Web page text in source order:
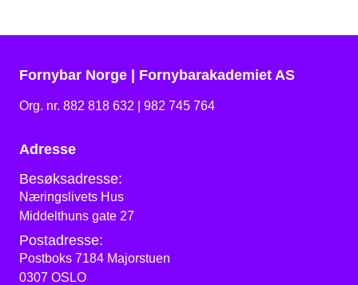
Fornybar Norge | Fornybarakademiet AS
Org. nr. 882 818 632 | 982 745 764
Adresse
Besøksadresse:
Næringslivets Hus
Middelthuns gate 27
Postadresse:
Postboks 7184 Majorstuen
0307 OSLO